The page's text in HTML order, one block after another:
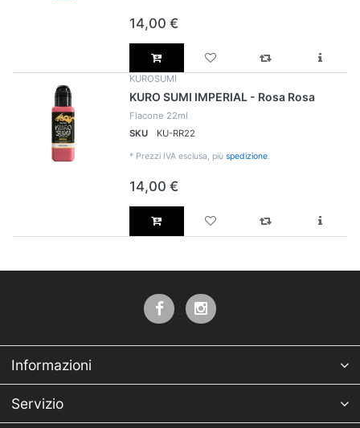
14,00 €
KUROSUMI
KURO SUMI IMPERIAL - Rosa Rosa
Flacone 22ml
SKU
KU-RR22
* Prezzi IVA esclusa, più spedizione.
14,00 €
Informazioni
Servizio